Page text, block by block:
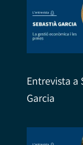
Entrevista a
Garcia